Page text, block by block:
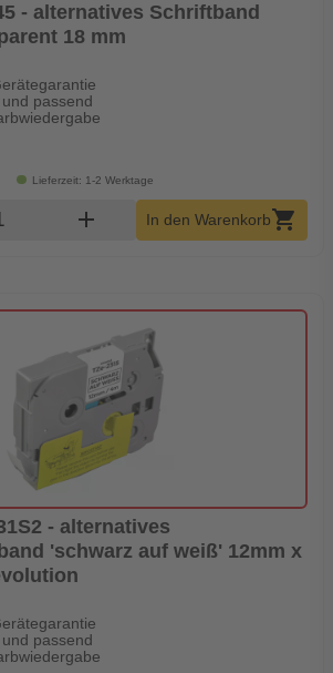
- alternatives Schriftband
18 mm
passend
Lieferzeit: 1-2 Werktage
Warenkorb Menge
add In den Warenkorbshopping_cart
- alternatives
'schwarz auf weiß' 12mm x
passend